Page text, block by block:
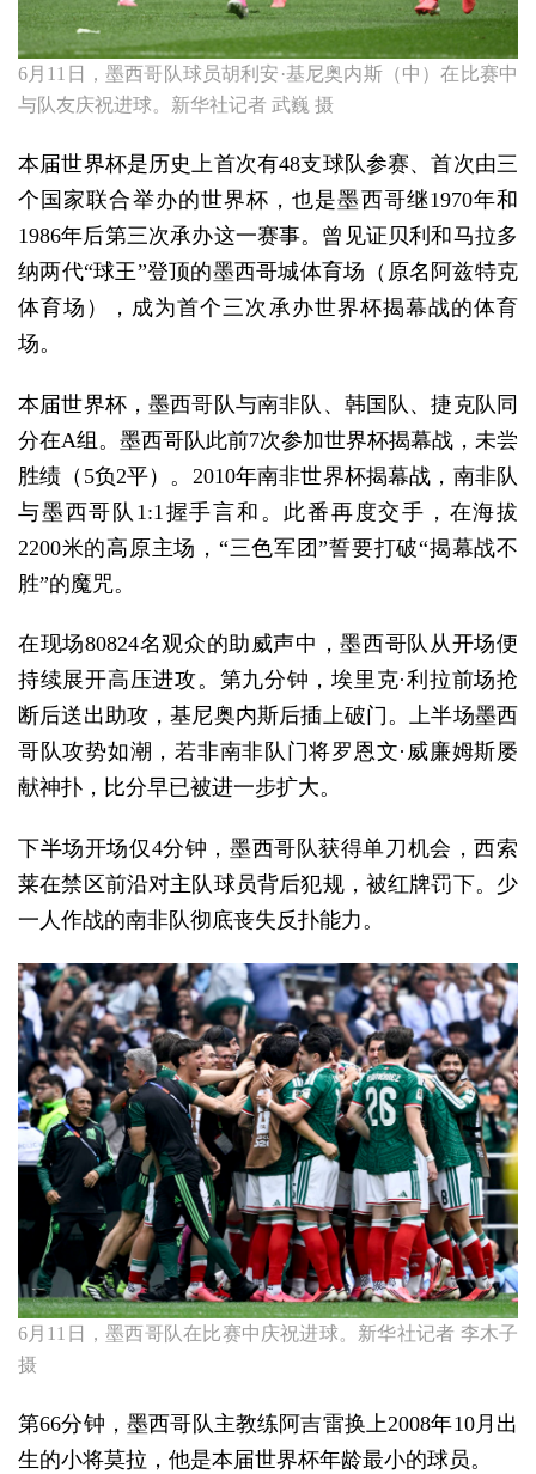
6月11日，墨西哥队球员胡利安·基尼奥内斯（中）在比赛中
与队友庆祝进球。新华社记者 武巍 摄
本届世界杯是历史上首次有48支球队参赛、首次由三
个国家联合举办的世界杯，也是墨西哥继1970年和
1986年后第三次承办这一赛事。曾见证贝利和马拉多
纳两代“球王”登顶的墨西哥城体育场（原名阿兹特克
体育场），成为首个三次承办世界杯揭幕战的体育
场。
本届世界杯，墨西哥队与南非队、韩国队、捷克队同
分在A组。墨西哥队此前7次参加世界杯揭幕战，未尝
胜绩（5负2平）。2010年南非世界杯揭幕战，南非队
与墨西哥队1:1握手言和。此番再度交手，在海拔
2200米的高原主场，“三色军团”誓要打破“揭幕战不
胜”的魔咒。
在现场80824名观众的助威声中，墨西哥队从开场便
持续展开高压进攻。第九分钟，埃里克·利拉前场抢
断后送出助攻，基尼奥内斯后插上破门。上半场墨西
哥队攻势如潮，若非南非队门将罗恩文·威廉姆斯屡
献神扑，比分早已被进一步扩大。
下半场开场仅4分钟，墨西哥队获得单刀机会，西索
莱在禁区前沿对主队球员背后犯规，被红牌罚下。少
一人作战的南非队彻底丧失反扑能力。
6月11日，墨西哥队在比赛中庆祝进球。新华社记者 李木子
摄
第66分钟，墨西哥队主教练阿吉雷换上2008年10月出
生的小将莫拉，他是本届世界杯年龄最小的球员。